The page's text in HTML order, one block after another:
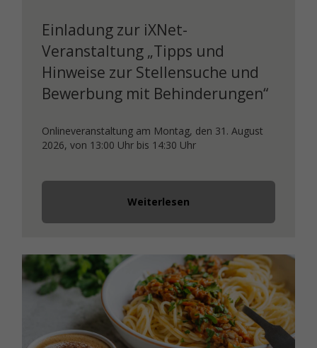
Einladung zur iXNet-
Veranstaltung „Tipps und
Hinweise zur Stellensuche und
Bewerbung mit Behinderungen“
Onlineveranstaltung am Montag, den 31. August
2026, von 13:00 Uhr bis 14:30 Uhr
Weiterlesen